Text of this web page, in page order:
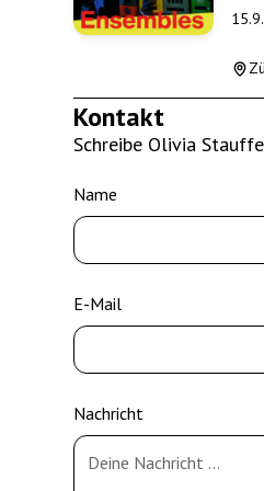
Kontakt
Schreibe Olivia
Name
E-Mail
Nachricht